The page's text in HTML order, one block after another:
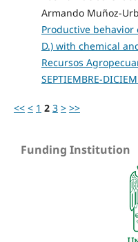
Armando Muñoz-
Productive
D.) with chemical
Recursos
SEPTIEMBRE-
<< < 1 2 3 > >>
Funding Institution